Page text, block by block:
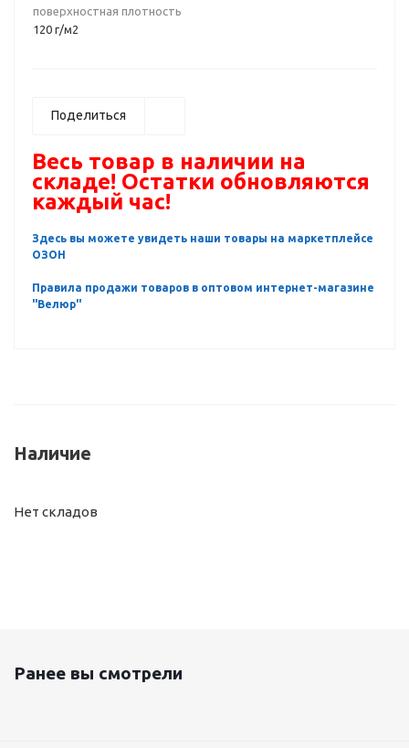
поверхностная плотность
120 г/м2
Поделиться
Весь товар в наличии на
складе! Остатки обновляются
каждый час!
Здесь вы можете увидеть наши товары на маркетплейсе
ОЗОН
Правила продажи товаров в оптовом интернет-магазине
"Велюр"
Наличие
Нет складов
Ранее вы смотрели